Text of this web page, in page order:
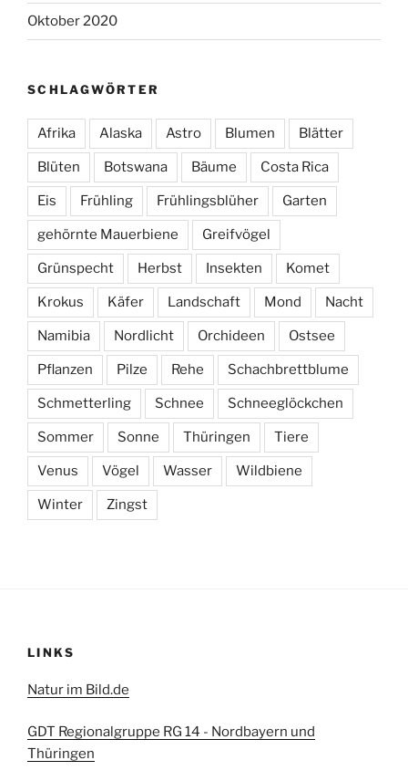
Oktober 2020
SCHLAGWÖRTER
Afrika Alaska Astro Blumen Blätter
Blüten Botswana Bäume Costa Rica
Eis Frühling Frühlingsblüher Garten
gehörnte Mauerbiene Greifvögel
Grünspecht Herbst Insekten Komet
Krokus Käfer Landschaft Mond Nacht
Namibia Nordlicht Orchideen Ostsee
Pflanzen Pilze Rehe Schachbrettblume
Schmetterling Schnee Schneeglöckchen
Sommer Sonne Thüringen Tiere
Venus Vögel Wasser Wildbiene
Winter Zingst
LINKS
Natur im Bild.de
GDT Regionalgruppe RG 14 - Nordbayern und
Thüringen